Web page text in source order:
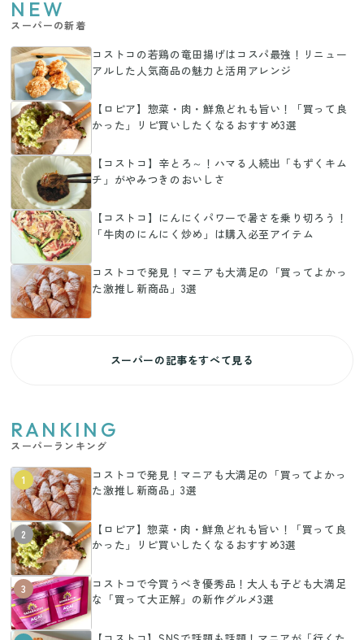
NEW
スーパーの新着
コストコの若鶏の竜田揚げはコスパ最強！リニュー
アルした人気商品の魅力と活用アレンジ
【ロピア】惣菜・肉・鮮魚どれも旨い！「買って良
かった」リピ買いしたくなるおすすめ3選
【コストコ】辛とろ～！ハマる人続出「もずくキム
チ」がやみつきのおいしさ
【コストコ】にんにくパワーで暑さを乗り切ろう！
「牛肉のにんにく炒め」は購入必至アイテム
コストコで発見！マニアも大満足の「買ってよかっ
た激推し新商品」3選
スーパーの記事をすべて見る
RANKING
スーパーランキング
1
コストコで発見！マニアも大満足の「買ってよかっ
た激推し新商品」3選
2
【ロピア】惣菜・肉・鮮魚どれも旨い！「買って良
かった」リピ買いしたくなるおすすめ3選
3
コストコで今買うべき優秀品！大人も子ども大満足
な「買って大正解」の新作グルメ3選